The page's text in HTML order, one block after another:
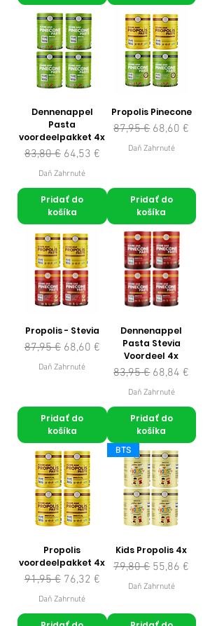
Dennenappel
Pasta
voordeelpakket 4x
Normálna cena
83,80 € Zľavnená cena
64,53 €
Daň Zahrnuté
Pridať do
košíka
Propolis Pinecone
Normálna cena
87,95 € Zľavnená cena
68,60 €
Daň Zahrnuté
Pridať do
košíka
Propolis - Stevia
Normálna cena
87,95 € Zľavnená cena
68,60 €
Daň Zahrnuté
Pridať do
košíka
Dennenappel
Pasta Stevia
Voordeel 4x
Normálna cena
83,95 € Zľavnená cena
68,84 €
Daň Zahrnuté
Pridať do
košíka
Propolis
voordeelpakket 4x
Normálna cena
91,95 € Zľavnená cena
76,32 €
Daň Zahrnuté
BTS
Kids Propolis 4x
Normálna cena
79,80 € Zľavnená cena
55,86 €
Daň Zahrnuté